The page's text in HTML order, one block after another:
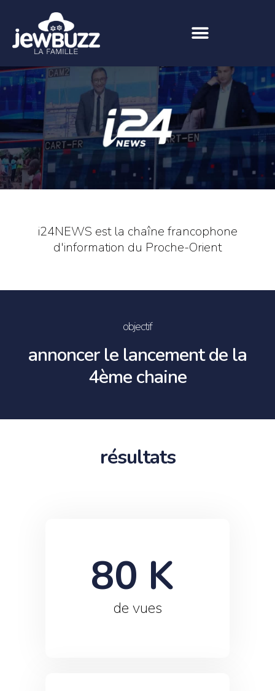
i24NEWS est la chaîne francophone
d'information du Proche-Orient
objectif
annoncer le lancement de la
4ème chaine
résultats
de vues
80 K